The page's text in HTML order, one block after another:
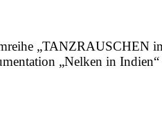
„TANZRAUSCHEN
„Nelken in